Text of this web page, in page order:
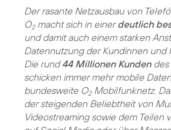
Der rasante Netzausbau von
O2macht sich in einerdeutlich
und damit auch einem starken
Datennutzung der Kundinnen und
Die rund44 Millionen Kundendes
schicken immer mehr mobile
bundesweite O2Mobilfunknetz.
der steigenden Beliebtheit von
Videostreaming sowie dem Teilen